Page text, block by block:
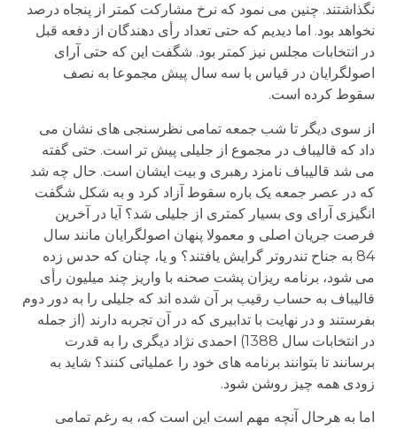
نگذاشتند. چنین می نمود که نرخ مشارکت کمتر از پنجاه درصد
نخواهد بود. اما دیدیم که حتی تعداد رأی دهندگان از دفعه قبل
در انتخابات مجلس نیز کمتر بود. شگفت این که حتی آرای
اصولگرایان در قیاس با سه سال پیش مجموعا به نصف
سقوط کرده است.
از سوی دیگر تا شب جمعه تمامی نظرسنجی های نشان می
داد که قالیباف در مجموع از جلیلی پیش تر است. حتی گفته
می شد قالیباف نامزد رهبری و بیت ایشان است. حال چه شد
که در عصر جمعه یک باره سقوط آزاد کرد و به شکل شگفت
انگیزی آرای وی بسیار کمتری از جلیلی شد؟ آیا در آخرین
فرصت جریان اصلی و معمولا پنهان اصولگرایان مانند سال
84 به جناح تندروتر گرایش یافتند؟ و یا، چنان که حدس زده
می شود، برنامه ریزان پشت صحنه با واریز چند میلیون رأی
قالیباف به حساب رقیب بر آن شده اند که جلیلی را به دور دوم
بفرستند و در نهایت با تدابیری که در آن تجربه دارند (از جمله
در انتخابات سال 1388) احمدی نژاد دیگری را به قدرت
برسانند تا بتوانند برنامه های خود را عملیاتی کنند؟ شاید به
زودی همه چیز روشن شود.
اما به هرحال آنچه مهم است این است که، به رغم تمامی